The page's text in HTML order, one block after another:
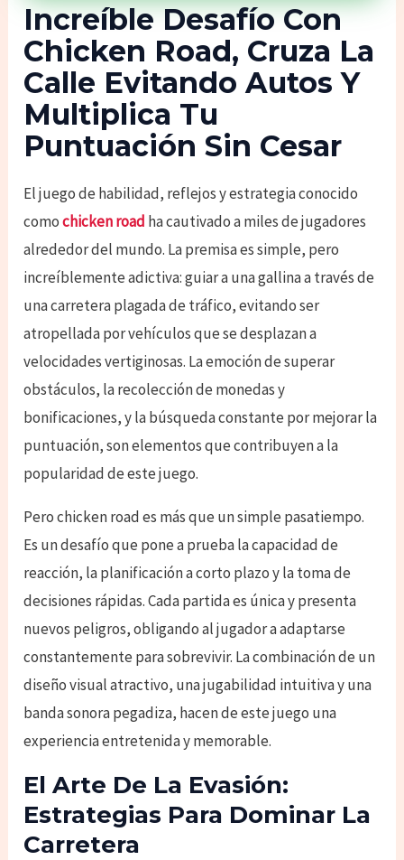
Increíble Desafío Con
Chicken Road, Cruza La
Calle Evitando Autos Y
Multiplica Tu
Puntuación Sin Cesar
El juego de habilidad, reflejos y estrategia conocido
comochicken road ha cautivado a miles de jugadores
alrededor del mundo. La premisa es simple, pero
increíblemente adictiva: guiar a una gallina a través de
una carretera plagada de tráfico, evitando ser
atropellada por vehículos que se desplazan a
velocidades vertiginosas. La emoción de superar
obstáculos, la recolección de monedas y
bonificaciones, y la búsqueda constante por mejorar la
puntuación, son elementos que contribuyen a la
popularidad de este juego.
Pero chicken road es más que un simple pasatiempo.
Es un desafío que pone a prueba la capacidad de
reacción, la planificación a corto plazo y la toma de
decisiones rápidas. Cada partida es única y presenta
nuevos peligros, obligando al jugador a adaptarse
constantemente para sobrevivir. La combinación de un
diseño visual atractivo, una jugabilidad intuitiva y una
banda sonora pegadiza, hacen de este juego una
experiencia entretenida y memorable.
El Arte De La Evasión:
Estrategias Para Dominar La
Carretera